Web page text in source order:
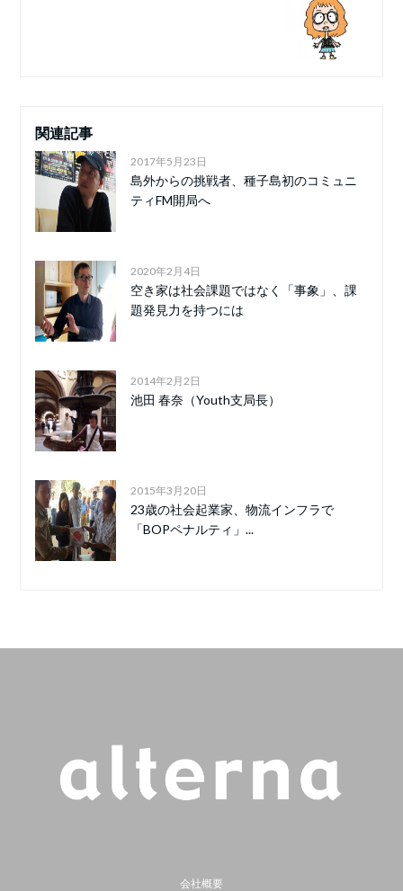
関連記事
2017年5月23日
島外からの挑戦者、種子島初のコミュニ
ティFM開局へ
2020年2月4日
空き家は社会課題ではなく「事象」、課
題発見力を持つには
2014年2月2日
池田 春奈（Youth支局長）
2015年3月20日
23歳の社会起業家、物流インフラで
「BOPペナルティ」...
会社概要